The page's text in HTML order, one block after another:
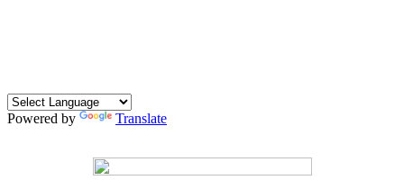
Powered by Translate